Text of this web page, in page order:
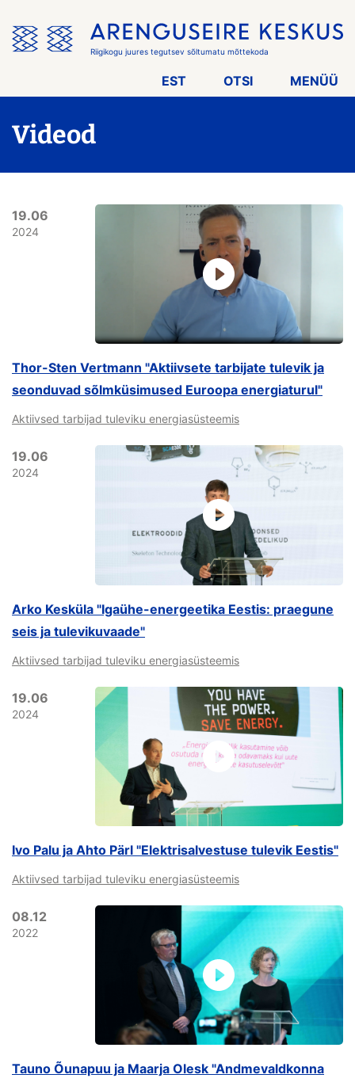
menüü
vahele
Riigikogu juures tegutsev sõltumatu mõttekoda
EST OTSI MENÜÜ
Videod
19.06
2024
Thor-Sten Vertmann "Aktiivsete tarbijate tulevik ja
seonduvad sõlmküsimused Euroopa energiaturul"
Aktiivsed tarbijad tuleviku energiasüsteemis
19.06
2024
Arko Kesküla "Igaühe-energeetika Eestis: praegune
seis ja tulevikuvaade"
Aktiivsed tarbijad tuleviku energiasüsteemis
19.06
2024
Ivo Palu ja Ahto Pärl "Elektrisalvestuse tulevik Eestis"
Aktiivsed tarbijad tuleviku energiasüsteemis
08.12
2022
Tauno Õunapuu ja Maarja Olesk "Andmevaldkonna